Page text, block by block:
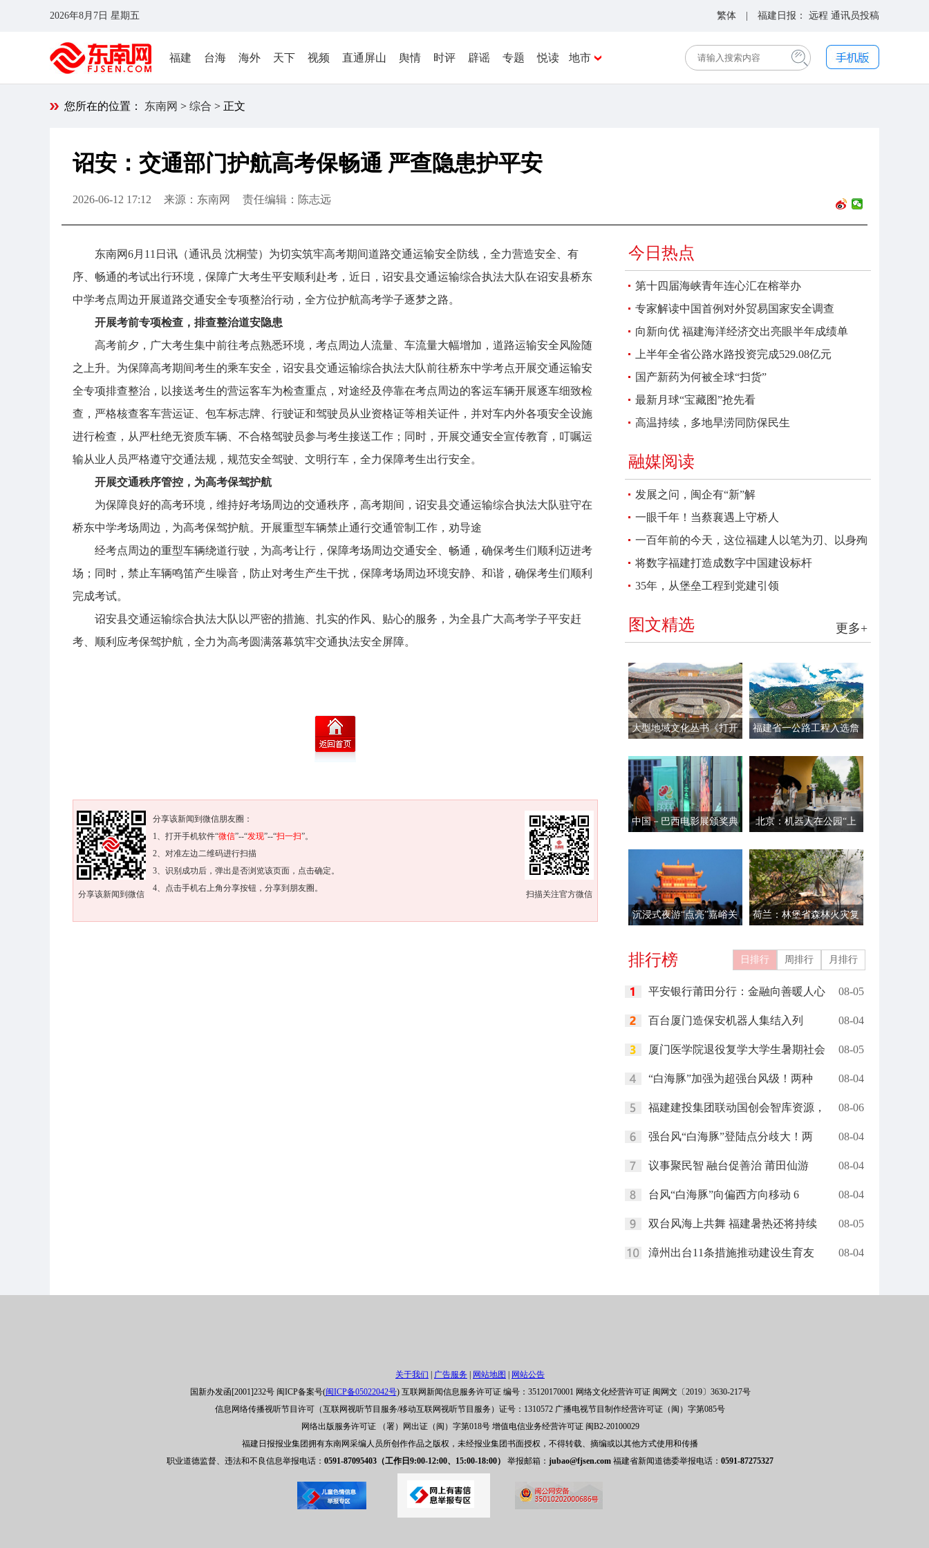
2026年8月7日 星期五 繁体 | 福建日报： 远程 通讯员投稿
福建 台海 海外 天下 视频 直通屏山 舆情 时评 辟谣 专题 悦读 地市
您所在的位置： 东南网 > 综合 > 正文
诏安：交通部门护航高考保畅通 严查隐患护平安
2026-06-12 17:12 来源：东南网 责任编辑：陈志远
东南网6月11日讯（通讯员 沈桐莹）为切实筑牢高考期间道路交通运输安全防线，全力营造安全、有
序、畅通的考试出行环境，保障广大考生平安顺利赴考，近日，诏安县交通运输综合执法大队在诏安县桥东
中学考点周边开展道路交通安全专项整治行动，全方位护航高考学子逐梦之路。
开展考前专项检查，排查整治道安隐患
高考前夕，广大考生集中前往考点熟悉环境，考点周边人流量、车流量大幅增加，道路运输安全风险随
之上升。为保障高考期间考生的乘车安全，诏安县交通运输综合执法大队前往桥东中学考点开展交通运输安
全专项排查整治，以接送考生的营运客车为检查重点，对途经及停靠在考点周边的客运车辆开展逐车细致检
查，严格核查客车营运证、包车标志牌、行驶证和驾驶员从业资格证等相关证件，并对车内外各项安全设施
进行检查，从严杜绝无资质车辆、不合格驾驶员参与考生接送工作；同时，开展交通安全宣传教育，叮嘱运
输从业人员严格遵守交通法规，规范安全驾驶、文明行车，全力保障考生出行安全。
开展交通秩序管控，为高考保驾护航
为保障良好的高考环境，维持好考场周边的交通秩序，高考期间，诏安县交通运输综合执法大队驻守在
桥东中学考场周边，为高考保驾护航。开展重型车辆禁止通行交通管制工作，劝导途
经考点周边的重型车辆绕道行驶，为高考让行，保障考场周边交通安全、畅通，确保考生们顺利迈进考
场；同时，禁止车辆鸣笛产生噪音，防止对考生产生干扰，保障考场周边环境安静、和谐，确保考生们顺利
完成考试。
诏安县交通运输综合执法大队以严密的措施、扎实的作风、贴心的服务，为全县广大高考学子平安赶
考、顺利应考保驾护航，全力为高考圆满落幕筑牢交通执法安全屏障。
扫描关注官方微信
分享该新闻到微信
分享该新闻到微信朋友圈：
1、打开手机软件“微信”--“发现”--“扫一扫”。
2、对准左边二维码进行扫描
3、识别成功后，弹出是否浏览该页面，点击确定。
4、点击手机右上角分享按钮，分享到朋友圈。
今日热点
第十四届海峡青年连心汇在榕举办
专家解读中国首例对外贸易国家安全调查
向新向优 福建海洋经济交出亮眼半年成绩单
上半年全省公路水路投资完成529.08亿元
国产新药为何被全球“扫货”
最新月球“宝藏图”抢先看
高温持续，多地旱涝同防保民生
融媒阅读
发展之问，闽企有“新”解
一眼千年！当蔡襄遇上守桥人
一百年前的今天，这位福建人以笔为刃、以身殉
报
将数字福建打造成数字中国建设标杆
35年，从堡垒工程到党建引领
更多+
图文精选
大型地域文化丛书《打开
福建省一公路工程入选詹
中国－巴西电影展颁奖典
北京：机器人在公园“上
沉浸式夜游“点亮”嘉峪关
荷兰：林堡省森林火灾复
排行榜 日排行 周排行 月排行
平安银行莆田分行：金融向善暖人心 08-05
百台厦门造保安机器人集结入列 08-04
厦门医学院退役复学大学生暑期社会 08-05
“白海豚”加强为超强台风级！两种 08-04
福建建投集团联动国创会智库资源， 08-06
强台风“白海豚”登陆点分歧大！两 08-04
议事聚民智 融台促善治 莆田仙游 08-04
台风“白海豚”向偏西方向移动 6 08-04
双台风海上共舞 福建暑热还将持续 08-05
漳州出台11条措施推动建设生育友 08-04